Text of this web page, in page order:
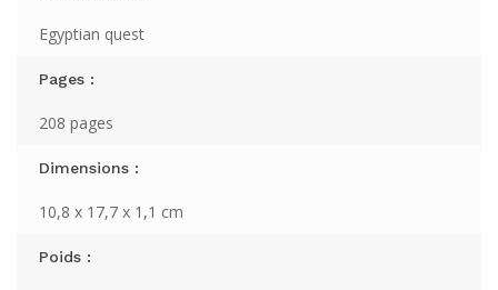
Egyptian quest
Pages :
208 pages
Dimensions :
10,8 x 17,7 x 1,1 cm
Poids :